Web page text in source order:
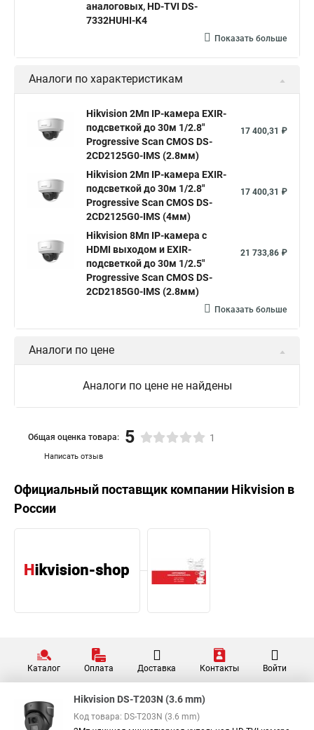
Видеокамеры hikvision ds
Камера Hikvision ds 2ce16d8t
Видеокамера hikvision hiwatch
Камера Hikvision ds 2cd2442fwd
Уличная камера Hikvision ip camera
Hikvision поворотная камера Hikvision купольная
Нikvision микрофон Hikvision поворотная
Hikvision порты
аналоговых, HD-TVI DS-
7332HUHI-K4
Показать больше
Аналоги по характеристикам
Hikvision 2Мп IP-камера EXIR-
подсветкой до 30м 1/2.8"
Progressive Scan CMOS DS-
2CD2125G0-IMS (2.8мм)
17 400,31 ₽
Hikvision 2Мп IP-камера EXIR-
подсветкой до 30м 1/2.8"
Progressive Scan CMOS DS-
2CD2125G0-IMS (4мм)
17 400,31 ₽
Hikvision 8Мп IP-камера с
HDMI выходом и EXIR-
подсветкой до 30м 1/2.5"
Progressive Scan CMOS DS-
2CD2185G0-IMS (2.8мм)
21 733,86 ₽
Показать больше
Аналоги по цене
Аналоги по цене не найдены
Написать отзыв
Общая оценка товара: 5 1
Официальный поставщик компании Hikvision в
России
Каталог Оплата Доставка Контакты Войти
Hikvision DS-T203N (3.6 mm)
Код товара: DS-T203N (3.6 mm)